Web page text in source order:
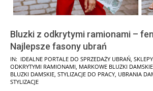
Bluzki z odkrytymi ramionami –
Najlepsze fasony ubrań
2025-
03-
25
IN: IDEALNE PORTALE DO SPRZEDAŻY UBRAŃ, SKLEPY
ODKRYTYMI RAMIONAMI, MARKOWE BLUZKI
BLUZKI DAMSKIE, STYLIZACJE DO PRACY, UBRANIA
STYLIZACJE